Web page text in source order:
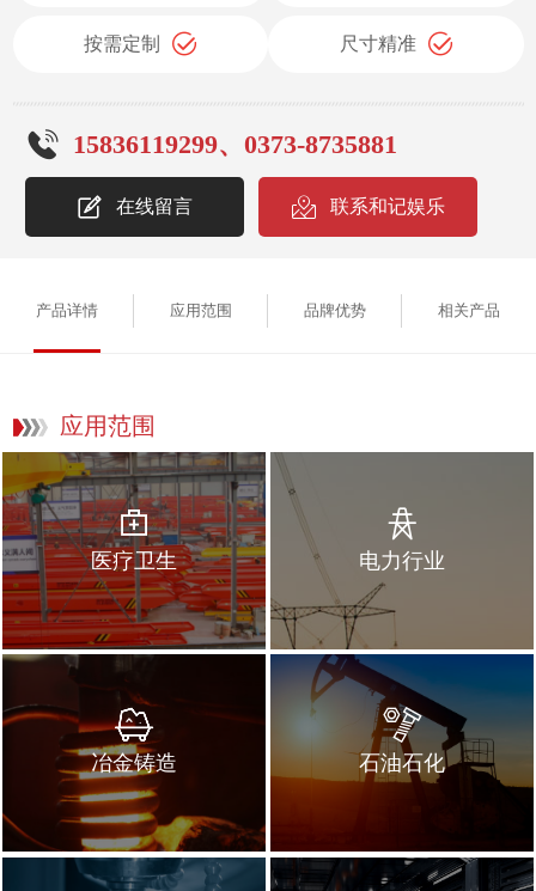
按需定制 尺寸精准
15836119299、0373-8735881
在线留言 联系和记娱乐
产品详情 应用范围 品牌优势 相关产品
应用范围
医疗卫生 电力行业
冶金铸造 石油石化